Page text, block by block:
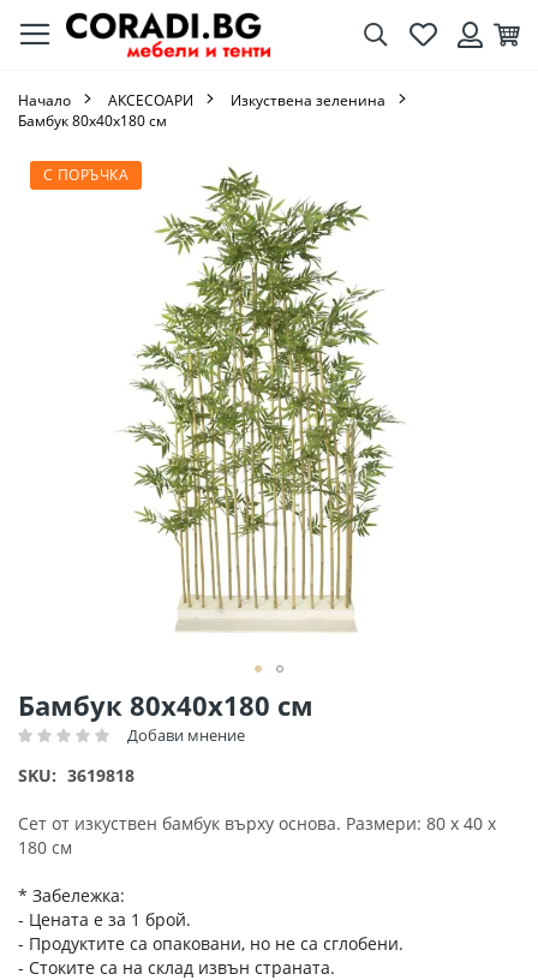
ТърсенеЛюбими
Начало AКСЕСОАРИ
Изкуствена зеленина
Бамбук 80х40х180 см
Бамбук 80х40х180 см
Рейтинг: Добави мнение
SKU 3619818
Сет от изкуствен бамбук върху основа. Размери: 80 х 40 х
180 см
* Забележка:
- Цената е за 1 брой.
- Продуктите са опаковани, но не са сглобени.
- Стоките са на склад извън страната.
С ПОРЪЧКА
Преминете
към
Преминете
към
началото
на
със
снимки